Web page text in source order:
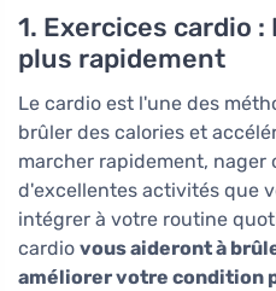
1. Exercices cardio
plus rapidement
Le cardio est l'une des
brûler des calories et
marcher rapidement, nager
d'excellentes activités que
intégrer à votre routine
cardio vous aideront à
améliorer votre condition